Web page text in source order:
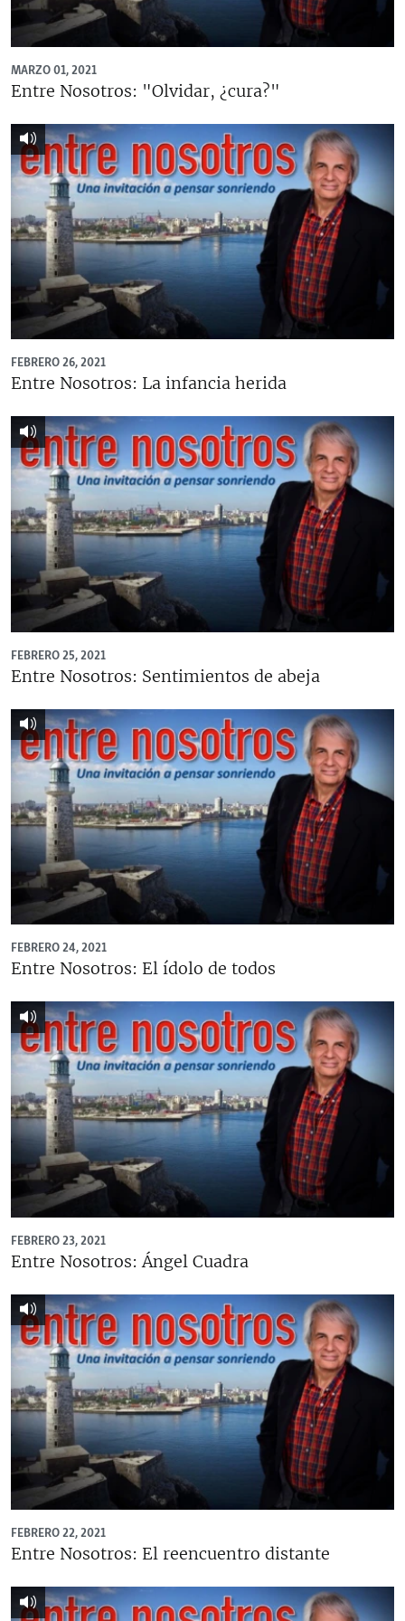
RADIO MARTÍ
ESPECIALES
ESPECIALES
SER VIEJO EN CUBA
KENTU-CUBANO
LOS SANTOS DE HIALEAH
DESINFORMACIÓN RUSA EN AMÉRICA LATINA
LA INVASIÓN DE RUSIA A UCRANIA
MULTIMEDIA
SÍGUENOS
MARZO 01, 2021
Entre Nosotros: "Olvidar, ¿cura?"
FEBRERO 26, 2021
Entre Nosotros: La infancia herida
FEBRERO 25, 2021
Entre Nosotros: Sentimientos de abeja
FEBRERO 24, 2021
Entre Nosotros: El ídolo de todos
FEBRERO 23, 2021
Entre Nosotros: Ángel Cuadra
FEBRERO 22, 2021
Entre Nosotros: El reencuentro distante